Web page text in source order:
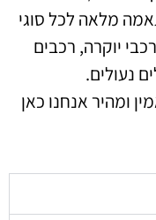
מלאה לכל סוגי
יוקרה, רכבים
נעולים.
ומהיר אנחנו כאן